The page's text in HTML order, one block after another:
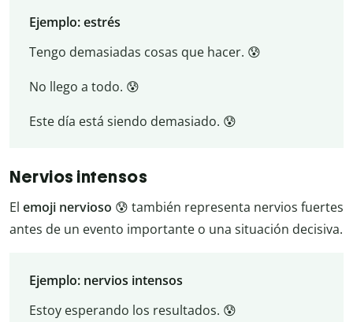
Ejemplo: estrés
Tengo demasiadas cosas que hacer. 😰
No llego a todo. 😰
Este día está siendo demasiado. 😰
Nervios intensos
El emoji nervioso 😰 también representa nervios fuertes
antes de un evento importante o una situación decisiva.
Ejemplo: nervios intensos
Estoy esperando los resultados. 😰